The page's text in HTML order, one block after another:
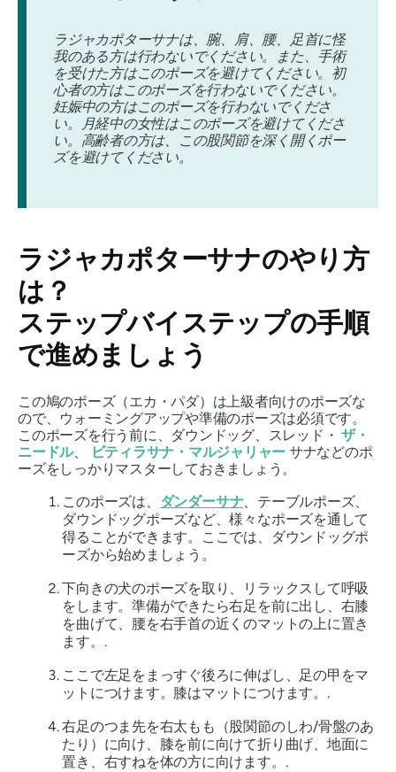
ラジャカポターサナは、腕、肩、腰、足首に怪
我のある方は行わないでください。また、手術
を受けた方はこのポーズを避けてください。 初
心者の方はこのポーズを行わないでください。
妊娠中の方はこのポーズを行わないでくださ
い。
月経中の女性はこのポーズを避けてくださ
い。 高齢者の方は、この股関節を深く開くポー
ズを避けてください。
ラジャカポターサナのやり方
は？
ステップバイステップの手順
で進めましょう
この鳩のポーズ（エカ・パダ）は上級者向けのポーズな
ので、ウォーミングアップや準備のポーズは必須です。
このポーズを行う前に、ダウンドッグ、スレッド・ザ・
ニードル、 ビティラサナ・マルジャリャー サナなどのポ
ーズをしっかりマスターしておきましょう。
このポーズは、 ダンダーサナ、テーブルポーズ、
ダウンドッグポーズなど、様々なポーズを通して
得ることができます。ここでは、ダウンドッグポ
ーズから始めましょう。
下向きの犬のポーズを取り、リラックスして呼吸
をします。準備ができたら右足を前に出し、右膝
を曲げて、腰を右手首の近くのマットの上に置き
ます。.
ここで左足をまっすぐ後ろに伸ばし、足の甲をマ
ットにつけます。膝はマットにつけます。.
右足のつま先を右太もも（股関節のしわ/骨盤のあ
たり）に向け、膝を前に向けて折り曲げ、地面に
置き、右すねを体の方に向けます。.